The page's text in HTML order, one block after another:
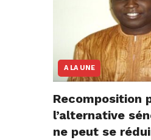
A LA UNE
Recomposition
l’alternative
ne peut se